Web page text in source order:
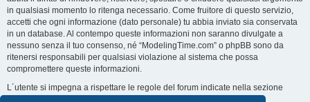
in qualsiasi momento lo ritenga necessario. Come fruitore di questo servizio,
accetti che ogni informazione (dato personale) tu abbia inviato sia conservata
in un database. Al contempo queste informazioni non saranno divulgate a
nessuno senza il tuo consenso, né “ModelingTime.com” o phpBB sono da
ritenersi responsabili per qualsiasi violazione al sistema che possa
compromettere queste informazioni.
L´utente si impegna a rispettare le regole del forum indicate nella sezione